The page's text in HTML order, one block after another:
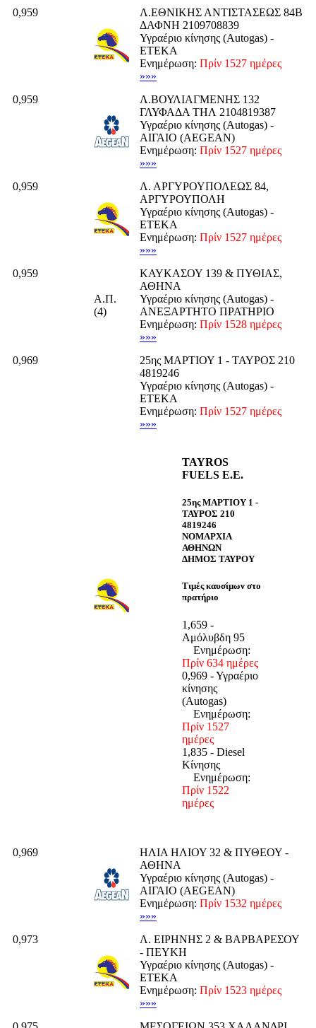
0,959
Λ.ΕΘΝΙΚΗΣ ΑΝΤΙΣΤΑΣΕΩΣ 84Β
ΔΑΦΝΗ 2109708839
Υγραέριο κίνησης (Autogas) -
ΕΤΕΚΑ
Ενημέρωση: Πρίν 1527 ημέρες
»»»
0,959
Λ.ΒΟΥΛΙΑΓΜΕΝΗΣ 132
ΓΛΥΦΑΔΑ ΤΗΛ 2104819387
Υγραέριο κίνησης (Autogas) -
ΑΙΓΑΙΟ (AEGEAN)
Ενημέρωση: Πρίν 1527 ημέρες
»»»
0,959
Λ. ΑΡΓΥΡΟΥΠΟΛΕΩΣ 84,
ΑΡΓΥΡΟΥΠΟΛΗ
Υγραέριο κίνησης (Autogas) -
ΕΤΕΚΑ
Ενημέρωση: Πρίν 1527 ημέρες
»»»
0,959
Α.Π.
(4)
ΚΑΥΚΑΣΟΥ 139 & ΠΥΘΙΑΣ,
ΑΘΗΝΑ
Υγραέριο κίνησης (Autogas) -
ΑΝΕΞΑΡΤΗΤΟ ΠΡΑΤΗΡΙΟ
Ενημέρωση: Πρίν 1528 ημέρες
»»»
0,969
25ης ΜΑΡΤΙΟΥ 1 - ΤΑΥΡΟΣ 210
4819246
Υγραέριο κίνησης (Autogas) -
ΕΤΕΚΑ
Ενημέρωση: Πρίν 1527 ημέρες
»»»
TAYROS
FUELS E.E.
25ης ΜΑΡΤΙΟΥ 1 -
ΤΑΥΡΟΣ 210
4819246
ΝΟΜΑΡΧΙΑ
ΑΘΗΝΩΝ
ΔΗΜΟΣ ΤΑΥΡΟΥ
Τιμές καυσίμων στο
πρατήριο
1,659 -
Αμόλυβδη 95
Ενημέρωση:
Πρίν 634 ημέρες
0,969 - Υγραέριο
κίνησης
(Autogas)
Ενημέρωση:
Πρίν 1527
ημέρες
1,835 - Diesel
Κίνησης
Ενημέρωση:
Πρίν 1522
ημέρες
0,969
ΗΛΙΑ ΗΛΙΟΥ 32 & ΠΥΘΕΟΥ -
ΑΘΗΝΑ
Υγραέριο κίνησης (Autogas) -
ΑΙΓΑΙΟ (AEGEAN)
Ενημέρωση: Πρίν 1532 ημέρες
»»»
0,973
Λ. ΕΙΡΗΝΗΣ 2 & ΒΑΡΒΑΡΕΣΟΥ
- ΠΕΥΚΗ
Υγραέριο κίνησης (Autogas) -
ΕΤΕΚΑ
Ενημέρωση: Πρίν 1523 ημέρες
»»»